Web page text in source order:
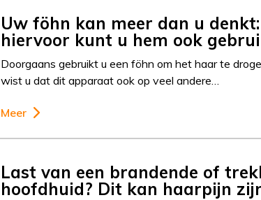
Uw föhn kan meer dan u denkt:
hiervoor kunt u hem ook
Doorgaans gebruikt u een föhn om het haar te
wist u dat dit apparaat ook op veel andere…
Meer
Last van een brandende of
hoofdhuid? Dit kan haarpijn